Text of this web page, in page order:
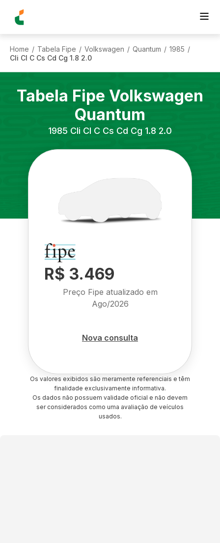
Home / Tabela Fipe / Volkswagen / Quantum / 1985 /
Cli Cl C Cs Cd Cg 1.8 2.0
Tabela Fipe Volkswagen
Quantum
1985 Cli Cl C Cs Cd Cg 1.8 2.0
R$ 3.469
Preço Fipe atualizado em
Ago/2026
Nova consulta
Os valores exibidos são meramente referenciais e têm
finalidade exclusivamente informativa.
Os dados não possuem validade oficial e não devem
ser considerados como uma avaliação de veículos
usados.